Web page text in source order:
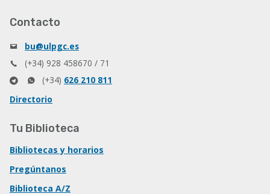
Contacto
bu@ulpgc.es
(+34) 928 458670 / 71
(+34) 626 210 811
Directorio
Tu Biblioteca
Bibliotecas y horarios
Pregúntanos
Biblioteca A/Z